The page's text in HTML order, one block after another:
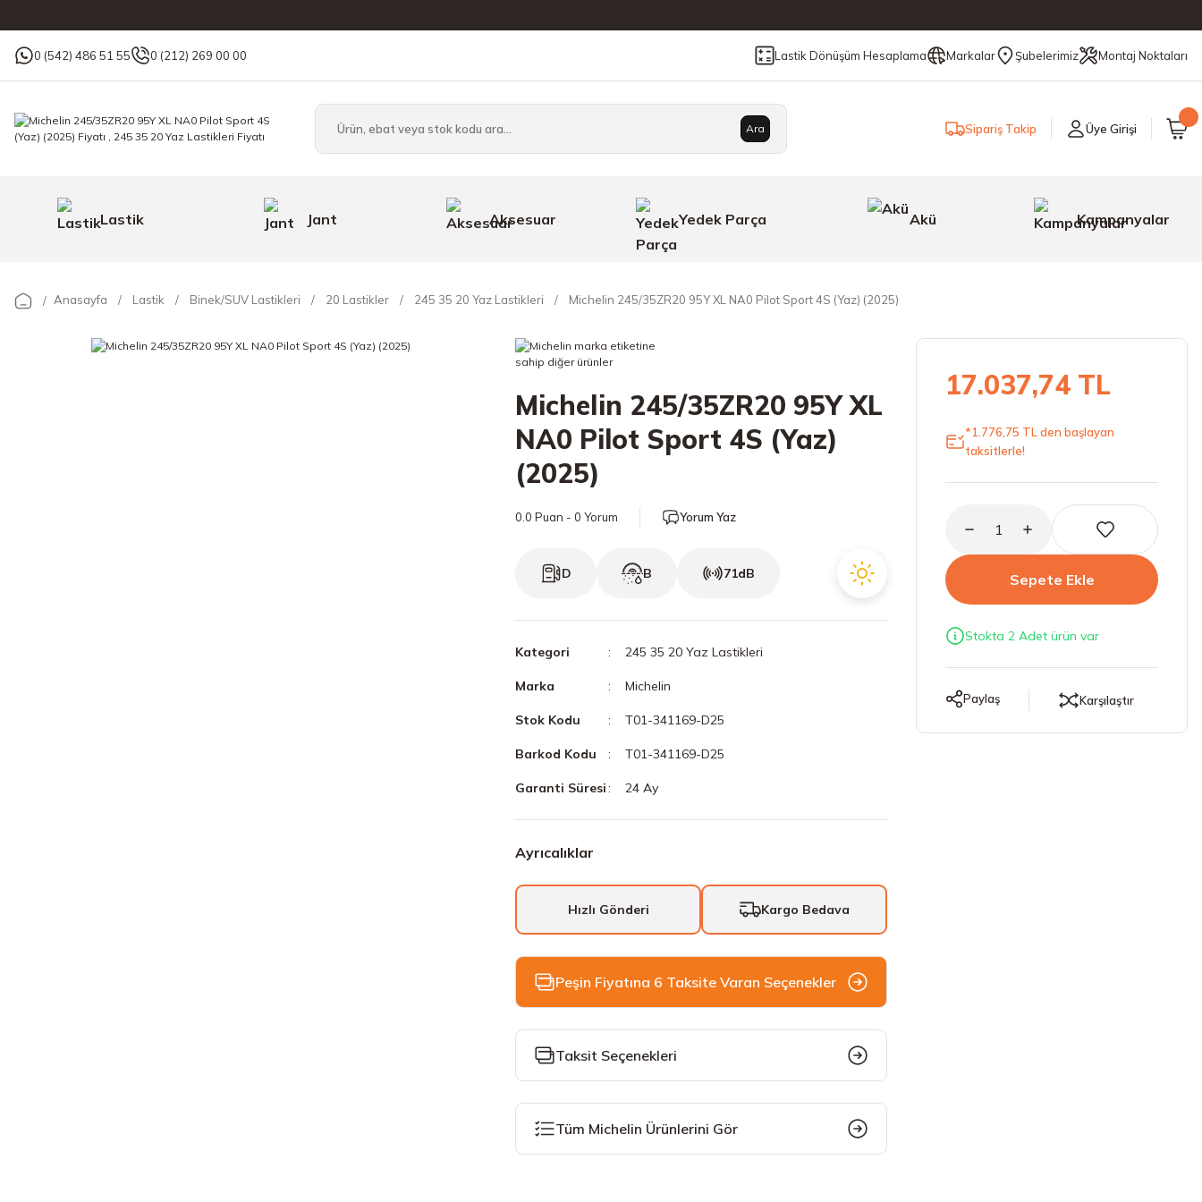
0 (542) 486 51 55 0 (212) 269 00 00 Lastik Dönüşüm Hesaplama Markalar Şubelerimiz Montaj Noktaları
Ara Sipariş Takip Üye Girişi
Lastik Jant Aksesuar Yedek Parça Akü Kampanyalar
Anasayfa Lastik Binek/SUV Lastikleri 20 Lastikler 245 35 20 Yaz Lastikleri Michelin 245/35ZR20 95Y XL NA0 Pilot Sport 4S (Yaz) (2025)
Michelin 245/35ZR20 95Y XL
NA0 Pilot Sport 4S (Yaz)
(2025)
0.0 Puan - 0 Yorum Yorum Yaz
D B 71dB
Kategori 245 35 20 Yaz Lastikleri
Marka Michelin
Stok Kodu T01-341169-D25
Barkod Kodu T01-341169-D25
Garanti Süresi 24 Ay
Ayrıcalıklar
Hızlı Gönderi Kargo Bedava
Peşin Fiyatına 6 Taksite Varan Seçenekler
Taksit Seçenekleri
Tüm Michelin Ürünlerini Gör
17.037,74 TL
*1.776,75 TL den başlayan
taksitlerle!
Sepete Ekle
Stokta 2 Adet ürün var
Paylaş Karşılaştır